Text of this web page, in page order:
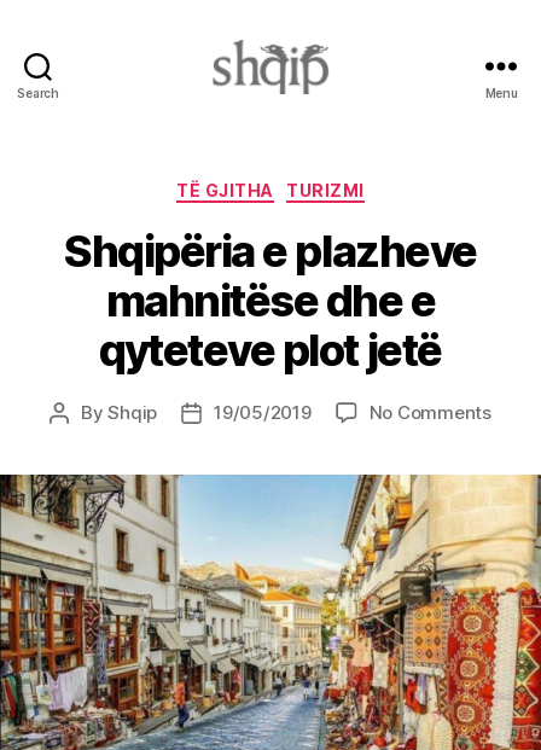
Search Menu
Categories
TË GJITHA TURIZMI
Shqipëria e plazheve
mahnitëse dhe e
qyteteve plot jetë
PostByShqip
Post19/05/2019 No Commentson
dhe
e
plot
jetë